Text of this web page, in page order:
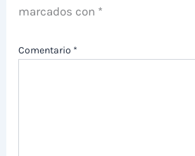
marcados con *
Comentario *